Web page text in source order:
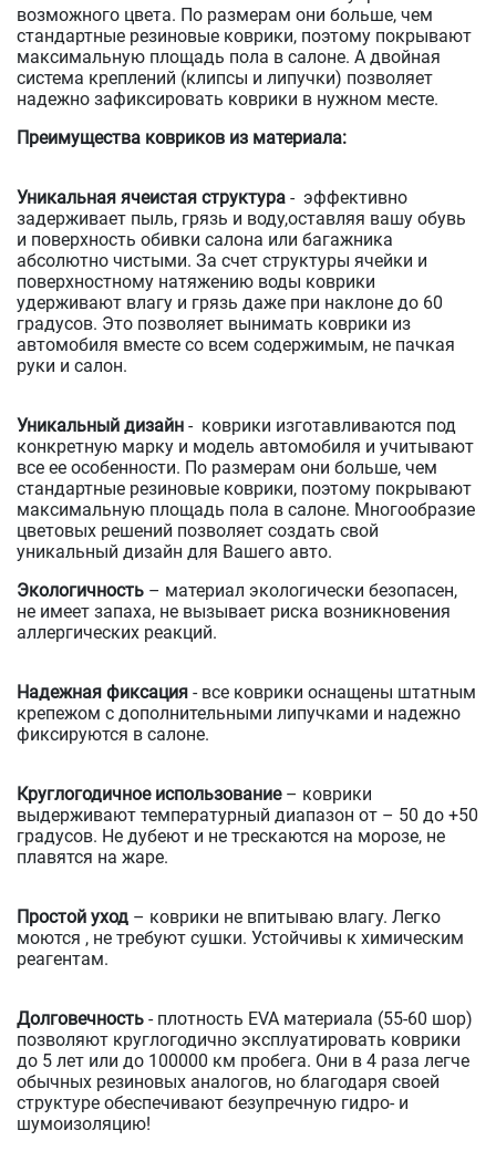
возможного цвета. По размерам они больше, чем
стандартные резиновые коврики, поэтому покрывают
максимальную площадь пола в салоне. А двойная
система креплений (клипсы и липучки) позволяет
надежно зафиксировать коврики в нужном месте.
Преимущества ковриков из материала:
Уникальная ячеистая структура - эффективно
задерживает пыль, грязь и воду,оставляя вашу обувь
и поверхность обивки салона или багажника
абсолютно чистыми. За счет структуры ячейки и
поверхностному натяжению воды коврики
удерживают влагу и грязь даже при наклоне до 60
градусов. Это позволяет вынимать коврики из
автомобиля вместе со всем содержимым, не пачкая
руки и салон.
Уникальный дизайн - коврики изготавливаются под
конкретную марку и модель автомобиля и учитывают
все ее особенности. По размерам они больше, чем
стандартные резиновые коврики, поэтому покрывают
максимальную площадь пола в салоне. Многообразие
цветовых решений позволяет создать свой
уникальный дизайн для Вашего авто.
Экологичность – материал экологически безопасен,
не имеет запаха, не вызывает риска возникновения
аллергических реакций.
Надежная фиксация - все коврики оснащены штатным
крепежом с дополнительными липучками и надежно
фиксируются в салоне.
Круглогодичное использование– коврики
выдерживают температурный диапазон от – 50 до +50
градусов. Не дубеют и не трескаются на морозе, не
плавятся на жаре.
Простой уход – коврики не впитываю влагу. Легко
моются , не требуют сушки. Устойчивы к химическим
реагентам.
Долговечность - плотность EVA материала (55-60 шор)
позволяют круглогодично эксплуатировать коврики
до 5 лет или до 100000 км пробега. Они в 4 раза легче
обычных резиновых аналогов, но благодаря своей
структуре обеспечивают безупречную гидро- и
шумоизоляцию!